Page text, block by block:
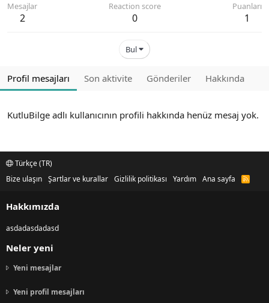
Mesajlar
2
Reaction score
0
Puanları
1
Bul
Profil mesajları Son aktivite Gönderiler Hakkında
KutluBilge adlı kullanıcının profili hakkında henüz mesaj yok.
Türkçe (TR)
Bize ulaşın Şartlar ve kurallar Gizlilik politikası Yardım Ana sayfa
R
Hakkımızda
asdadasdadasd
Neler yeni
Yeni mesajlar
Yeni profil mesajları